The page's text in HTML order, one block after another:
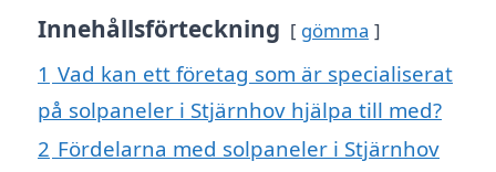
Innehållsförteckning gömma
1 Vad kan ett företag som är specialiserat
på solpaneler i Stjärnhov hjälpa till med?
2 Fördelarna med solpaneler i Stjärnhov